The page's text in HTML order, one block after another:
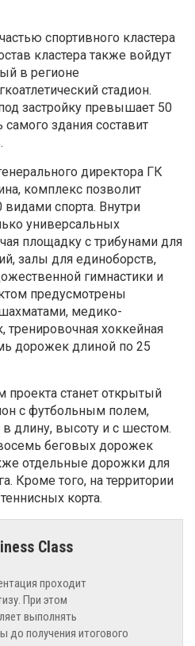
спортивного кластера
кластера также войдут
в регионе
стадион.
застройку превышает 50
здания составит
директора ГК
комплекс позволит
спорта. Внутри
универсальных
площадку с трибунами для
залы для единоборств,
гимнастики и
предусмотрены
медико-
тренировочная хоккейная
дорожек длиной по 25
станет открытый
с футбольным полем,
длину, высоту и с шестом.
беговых дорожек
отдельные дорожки для
Кроме того, на территории
корта.
проходит
При этом
выполнять
до получения итогового